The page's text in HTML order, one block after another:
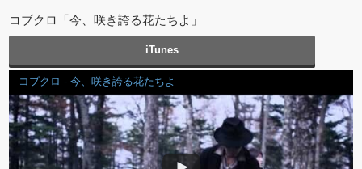
コブクロ「今、咲き誇る花たちよ」
iTunes
コブクロ - 今、咲き誇る花たちよ